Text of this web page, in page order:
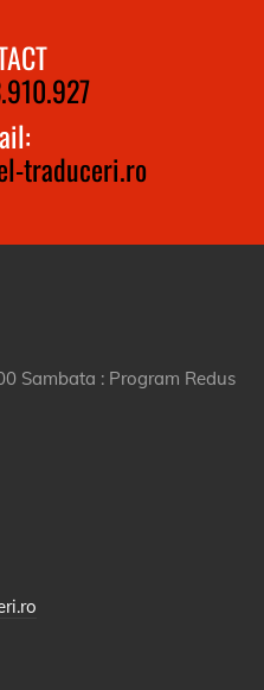
traduceri.ro
Sambata : Program Redus